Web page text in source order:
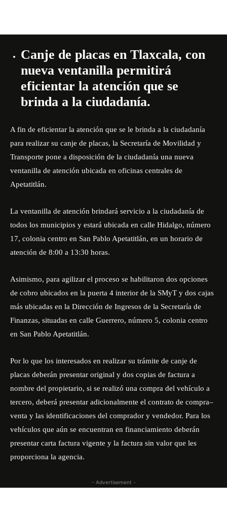
Canje de placas en Tlaxcala, con
nueva ventanilla permitirá
eficientar la atención que se
brinda a la ciudadanía.
A fin de eficientar la atención que se le brinda a la ciudadanía
para realizar su canje de placas, la Secretaría de Movilidad y
Transporte pone a disposición de la ciudadanía una nueva
ventanilla de atención ubicada en oficinas centrales de
Apetatitlán.
La ventanilla de atención brindará servicio a la ciudadanía de
todos los municipios y estará ubicada en calle Hidalgo, número
17, colonia centro en San Pablo Apetatitlán, en un horario de
atención de 8:00 a 13:30 horas.
Asimismo, para agilizar el proceso se habilitaron dos opciones
de cobro ubicados en la puerta 4 interior de la SMyT y dos cajas
más ubicadas en la Dirección de Ingresos de la Secretaría de
Finanzas, situadas en calle Guerrero, número 5, colonia centro
en San Pablo Apetatitlán.
Por lo que los interesados en realizar su trámite de canje de
placas deberán presentar original y dos copias de factura a
nombre del propietario, si se realizó una compra del vehículo a
tercero, deberá presentar adicionalmente el contrato de compra–
venta y las identificaciones del comprador y vendedor. Para los
vehículos que aún se encuentran en financiamiento deberán
presentar carta factura vigente y la factura sin valor que les
proporciona la agencia.
- Advertisement -